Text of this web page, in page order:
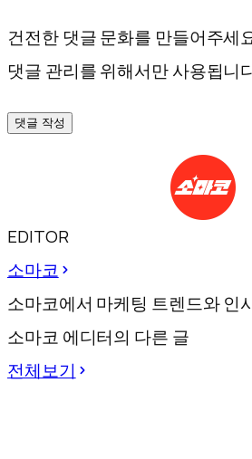
건전한 댓글 문화를 만들어주세
댓글 관리를 위해서만 사용됩니
댓글 작성
EDITOR
소마코
소마코에서 마케팅 트렌드와 인
소마코 에디터의 다른 글
전체보기